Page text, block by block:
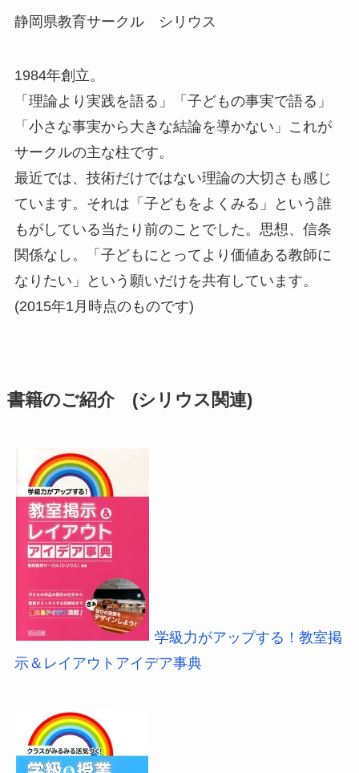
静岡県教育サークル シリウス
1984年創立。
「理論より実践を語る」「子どもの事実で語る」
「小さな事実から大きな結論を導かない」これが
サークルの主な柱です。
最近では、技術だけではない理論の大切さも感じ
ています。それは「子どもをよくみる」という誰
もがしている当たり前のことでした。思想、信条
関係なし。「子どもにとってより価値ある教師に
なりたい」という願いだけを共有しています。
(2015年1月時点のものです)
書籍のご紹介 (シリウス関連)
学級力がアップする！教室掲
示＆レイアウトアイデア事典